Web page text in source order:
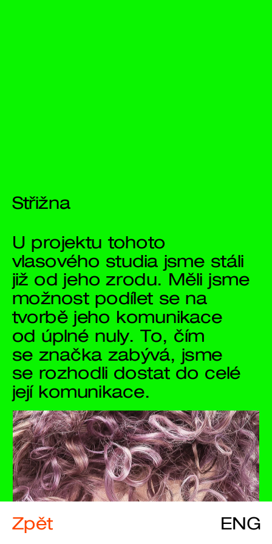
Zpět ENG
Střižna
U projektu tohoto
vlasového studia jsme stáli
již od jeho zrodu. Měli jsme
možnost podílet se na
tvorbě jeho komunikace
od úplné nuly. To, čím
se značka zabývá, jsme
se rozhodli dostat do celé
její komunikace.